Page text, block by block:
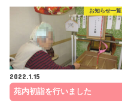
お知らせ一覧
2022.1.15
苑内初詣を行いました